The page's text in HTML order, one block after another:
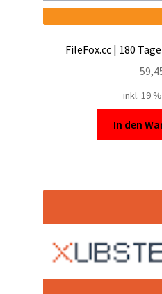
FileFox.cc | 180
inkl. 19
In den